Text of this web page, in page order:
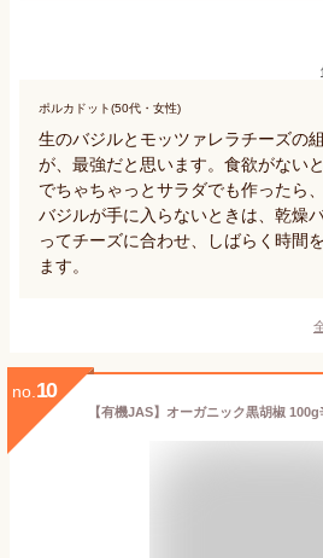
ポルカドット(50代・女性)
生のバジルとモッツァレラチーズの
が、最強だと思います。食欲がない
でちゃちゃっとサラダでも作ったら
バジルが手に入らないときは、乾燥
ってチーズに合わせ、しばらく時間
ます。
no. 10